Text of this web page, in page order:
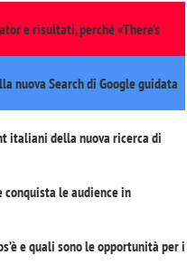
e risultati, perché «There’s
nuova Search di Google guidata
italiani della nuova ricerca di
le audience in
e quali sono le opportunità per i